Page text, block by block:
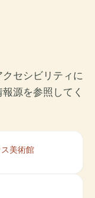
セシビリティに
源を参照してく
美術館